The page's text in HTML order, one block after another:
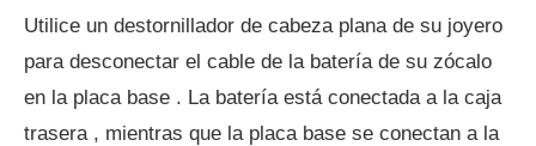
Utilice un destornillador de cabeza plana de su joyero
para desconectar el cable de la batería de su zócalo
en la placa base . La batería está conectada a la caja
trasera , mientras que la placa base se conectan a la